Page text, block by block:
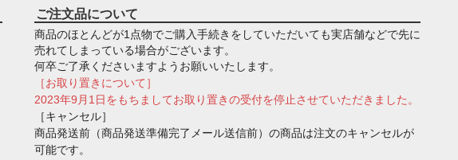
ご注文品について
商品のほとんどが1点物でご購入手続きをしていただいても実店舗などで先に
売れてしまっている場合がございます。
何卒ご了承くださいますようお願いいたします。
［お取り置きについて］
2023年9月1日をもちましてお取り置きの受付を停止させていただきました。
［キャンセル］
商品発送前（商品発送準備完了メール送信前）の商品は注文のキャンセルが
可能です。